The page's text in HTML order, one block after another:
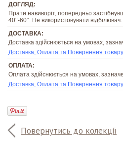
Повернутись до колекції
ДОГЛЯД:
Прати навиворіт, попередньо
40°-60°. Не використовувати відбілювач.
ДОСТАВКА:
Доставка здійснюється на умовах,
Доставка, Оплата та Повернення товару
ОПЛАТА:
Оплата здійснюється на умовах,
Доставка, Оплата та Повернення товару